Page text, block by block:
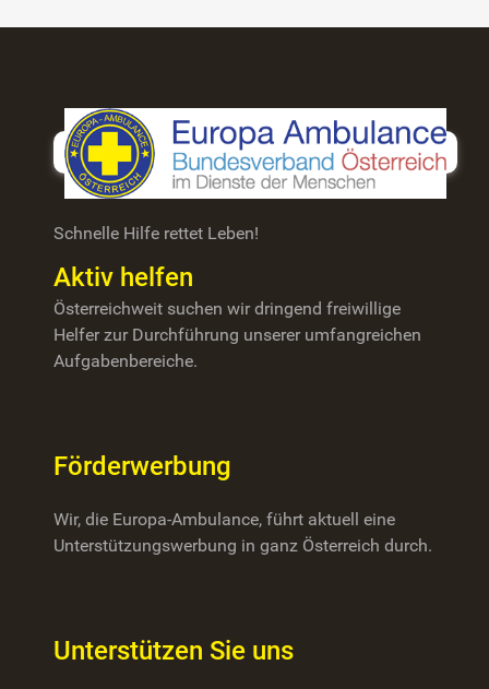
Schnelle Hilfe rettet Leben!
Aktiv helfen
Österreichweit suchen wir dringend freiwillige
Helfer zur Durchführung unserer umfangreichen
Aufgabenbereiche.
Förderwerbung
Wir, die Europa-Ambulance, führt aktuell eine
Unterstützungswerbung in ganz Österreich durch.
Unterstützen Sie uns